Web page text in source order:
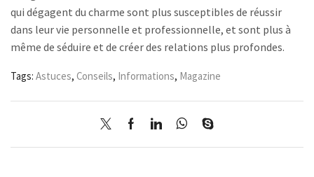
qui dégagent du charme sont plus susceptibles de réussir
dans leur vie personnelle et professionnelle, et sont plus à
même de séduire et de créer des relations plus profondes.
Tags: Astuces, Conseils, Informations, Magazine